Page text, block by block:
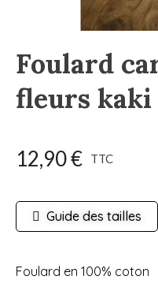
Foulard
fleurs kaki
12,90 € TTC
Guide des tailles
Foulard en 100% coton